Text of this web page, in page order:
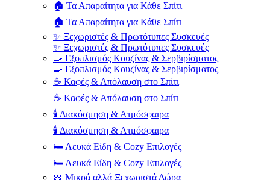
🏠 Τα Απαραίτητα για Κάθε Σπίτι
🏠 Τα Απαραίτητα για Κάθε Σπίτι
✨ Ξεχωριστές & Πρωτότυπες Συσκευές
✨ Ξεχωριστές & Πρωτότυπες Συσκευές
🍳 Εξοπλισμός Κουζίνας & Σερβιρίσματος
🍳 Εξοπλισμός Κουζίνας & Σερβιρίσματος
☕ Καφές & Απόλαυση στο Σπίτι
☕ Καφές & Απόλαυση στο Σπίτι
🕯️ Διακόσμηση & Ατμόσφαιρα
🕯️ Διακόσμηση & Ατμόσφαιρα
🛏️ Λευκά Είδη & Cozy Επιλογές
🛏️ Λευκά Είδη & Cozy Επιλογές
🎀 Μικρά αλλά Ξεχωριστά Δώρα